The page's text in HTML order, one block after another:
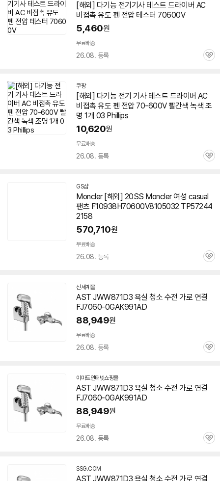
[해외] 다기능 전기기사 테스트 드라이버 AC
비접촉 유도 펜 전압 테스터 70600V
5,460원
무료배송
26.08. 등록
관
쿠팡
[해외] 다기능 전기 기사 테스트 드라이버 AC
비접촉 유도 펜 전압 70-600V 빨간색 녹색 조
명 1개 03 Phillips
10,620원
무료배송
26.08. 등록
관
GS샵
Moncler [해외] 20SS Moncler 여성 casual
팬츠 F10938H70600V8105032 TP57244
2158
570,710원
무료배송
26.08. 등록
관
신세계몰
AST JWW871D3 욕실 청소 수전 가로 연결
FJ7060-0GAK991AD
88,949원
무료배송
26.08. 등록
관
이마트인터넷쇼핑몰
AST JWW871D3 욕실 청소 수전 가로 연결
FJ7060-0GAK991AD
88,949원
무료배송
26.08. 등록
관
SSG.COM
AST JWW871D3 욕실 청소 수전 가로 연결